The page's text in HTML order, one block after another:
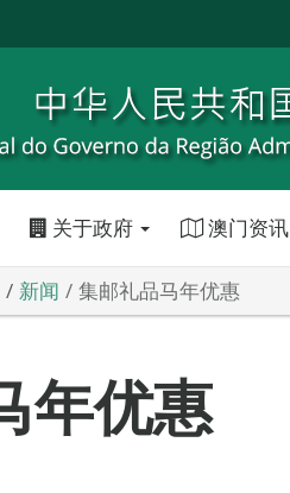
关于政府 澳门资讯
新闻 集邮礼品马年优惠
年优惠